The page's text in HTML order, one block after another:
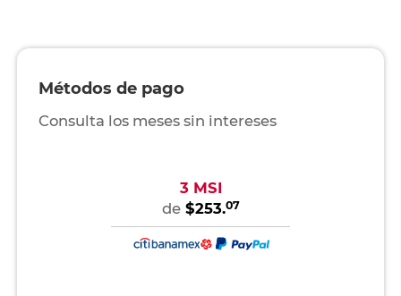
Métodos de pago
Consulta los meses sin intereses
3 MSI
de $253.07